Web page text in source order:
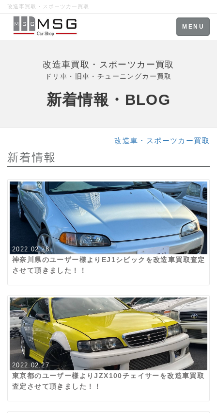
改造車買取・スポーツカー買取
Toggle
navigation
MENU
改造車買取・スポーツカー買取
ドリ車・旧車・チューニングカー買取
新着情報・BLOG
改造車・スポーツカー買取
新着情報
2022.02.28
神奈川県のユーザー様よりEJ1シビックを改造車買取査定
させて頂きました！！
2022.02.27
東京都のユーザー様よりJZX100チェイサーを改造車買取
査定させて頂きました！！